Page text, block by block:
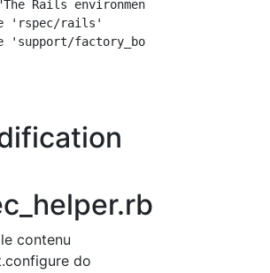
Rails environment is running in
'rspec/rails'
'support/factory_bot' #<-Ajout
contenu
do